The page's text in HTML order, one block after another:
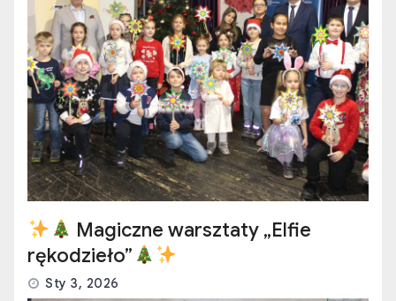
Magiczne warsztaty „Elfie
rękodzieło”
Sty 3, 2026